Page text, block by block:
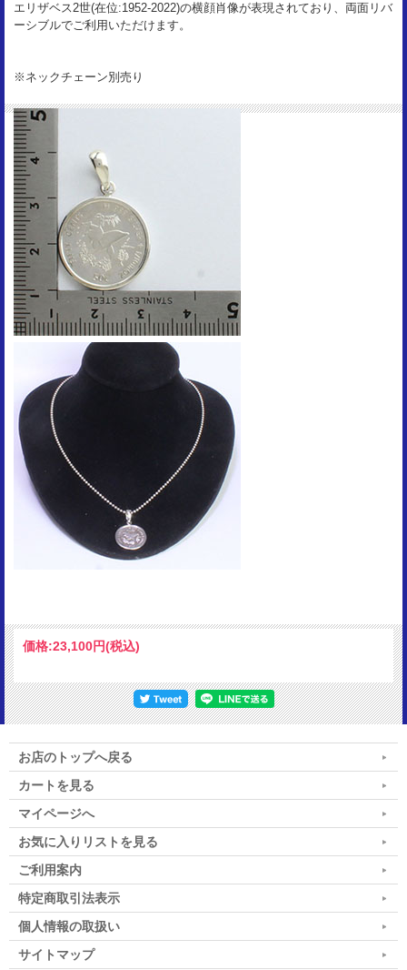
エリザベス2世(在位:1952-2022)の横顔肖像が表現されており、両面リバ
ーシブルでご利用いただけます。
※ネックチェーン別売り
価格:23,100円(税込)
お店のトップへ戻る
カートを見る
マイページへ
お気に入りリストを見る
ご利用案内
特定商取引法表示
個人情報の取扱い
サイトマップ